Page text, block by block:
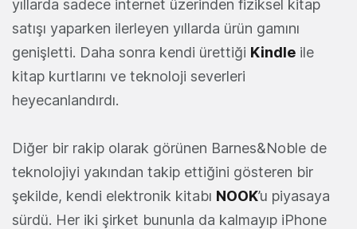
yıllarda sadece internet üzerinden fiziksel kitap
satışı yaparken ilerleyen yıllarda ürün gamını
genişletti. Daha sonra kendi ürettiği Kindle ile
kitap kurtlarını ve teknoloji severleri
heyecanlandırdı.
Diğer bir rakip olarak görünen Barnes&Noble de
teknolojiyi yakından takip ettiğini gösteren bir
şekilde, kendi elektronik kitabı NOOK’u piyasaya
sürdü. Her iki şirket bununla da kalmayıp iPhone